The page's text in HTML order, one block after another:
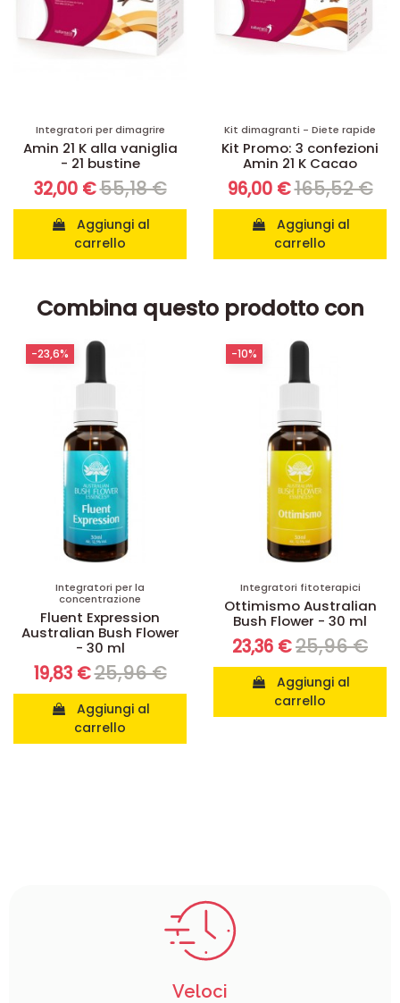
Integratori per dimagrire
Amin 21 K alla vaniglia
- 21 bustine
32,00 €55,18 €
carrello
Kit dimagranti - Diete rapide
Kit Promo: 3 confezioni
Amin 21 K Cacao
96,00 €165,52 €
carrello
Combina questo prodotto con
Integratori per la
concentrazione
Fluent Expression
Australian Bush Flower
- 30 ml
19,83 €25,96 €
carrello
-23,6%
Integratori fitoterapici
Ottimismo Australian
Bush Flower - 30 ml
23,36 €25,96 €
carrello
-10%
Veloci